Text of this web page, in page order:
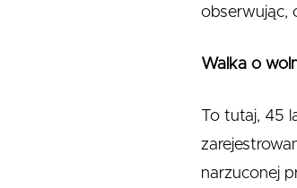
obserwując,
Walka o
To tutaj, 45
narzuconej